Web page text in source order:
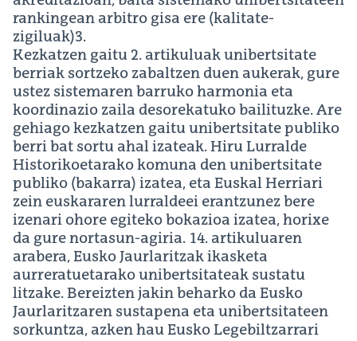
rankingean arbitro gisa ere (kalitate-
zigiluak)3.
Kezkatzen gaitu 2. artikuluak unibertsitate
berriak sortzeko zabaltzen duen aukerak, gure
ustez sistemaren barruko harmonia eta
koordinazio zaila desorekatuko bailituzke. Are
gehiago kezkatzen gaitu unibertsitate publiko
berri bat sortu ahal izateak. Hiru Lurralde
Historikoetarako komuna den unibertsitate
publiko (bakarra) izatea, eta Euskal Herriari
zein euskararen lurraldeei erantzunez bere
izenari ohore egiteko bokazioa izatea, horixe
da gure nortasun-agiria. 14. artikuluaren
arabera, Eusko Jaurlaritzak ikasketa
aurreratuetarako unibertsitateak sustatu
litzake. Bereizten jakin beharko da Eusko
Jaurlaritzaren sustapena eta unibertsitateen
sorkuntza, azken hau Eusko Legebiltzarrari